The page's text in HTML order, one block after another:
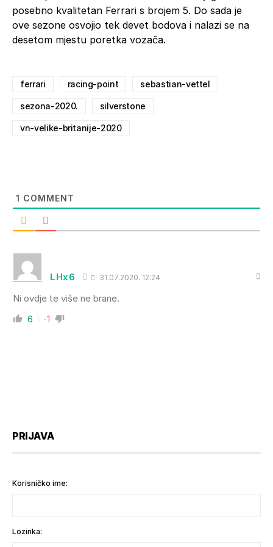
posebno kvalitetan Ferrari s brojem 5. Do sada je
ove sezone osvojio tek devet bodova i nalazi se na
desetom mjestu poretka vozača.
ferrari racing-point sebastian-vettel
sezona-2020. silverstone
vn-velike-britanije-2020
1 COMMENT
LHx6 31.07.2020. 12:24
Ni ovdje te više ne brane.
6 -1
PRIJAVA
Korisničko ime:
Lozinka: